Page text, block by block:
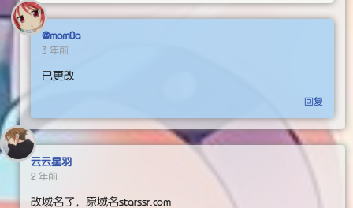
@mom0a
3 年前
已更改
回复
云云星羽
2 年前
改域名了，原域名starssr.com